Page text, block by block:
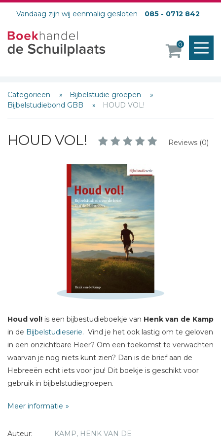
Vandaag zijn wij eenmalig gesloten 085 - 0712 842
0
Categorieën
Bijbelstudie groepen
Bijbelstudiebond GBB
HOUD VOL!
HOUD VOL! Reviews (0)
Houd vol! is een bijbestudieboekje van Henk van de Kamp
in de Bijbelstudieserie. Vind je het ook lastig om te geloven
in een onzichtbare Heer? Om een toekomst te verwachten
waarvan je nog niets kunt zien? Dan is de brief aan de
Hebreeën echt iets voor jou! Dit boekje is geschikt voor
gebruik in bijbelstudiegroepen.
De Hebreeën (joodse christenen in de eerste eeuw)
Hbreeën doet er alles aan om hen aan te vuren. Hij wijst
Meer informatie
Auteur:
KAMP, HENK VAN DE
Schrijf hieronder je review!
E-mail *
Titel *
* = verplicht